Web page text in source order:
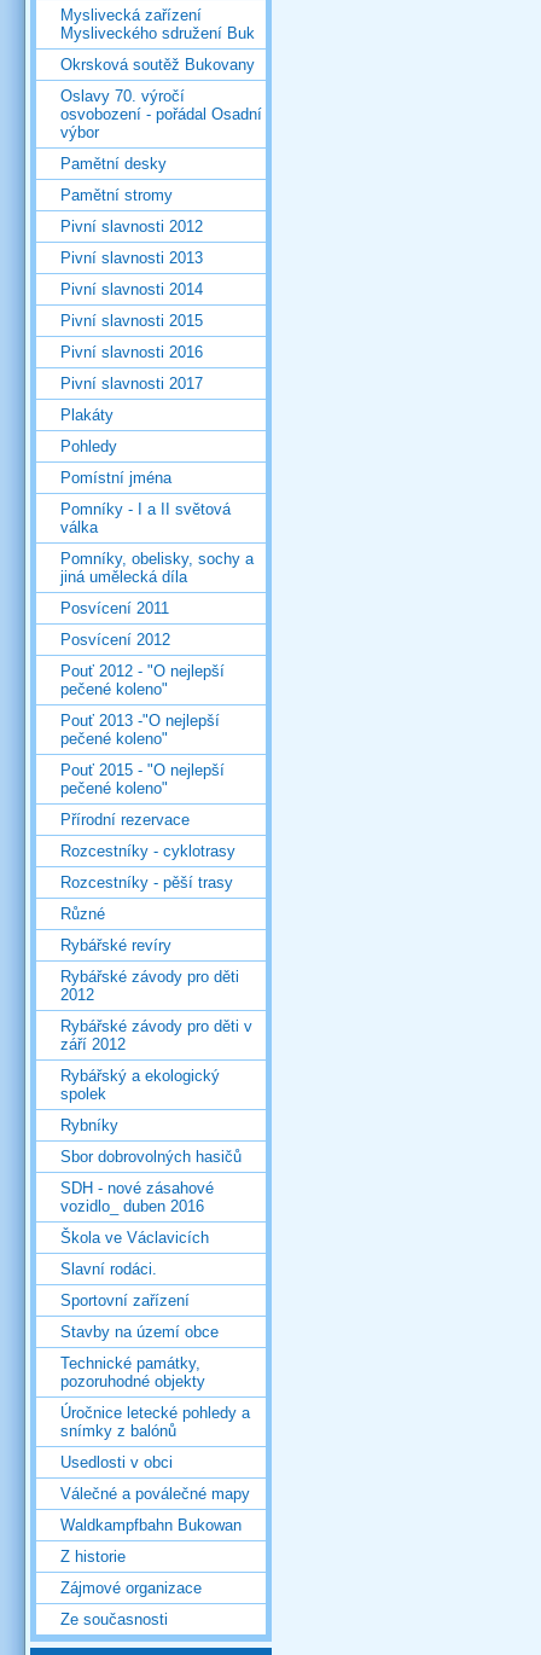
Myslivecká zařízení
Mysliveckého sdružení Buk
Okrsková soutěž Bukovany
Oslavy 70. výročí
osvobození - pořádal Osadní
výbor
Pamětní desky
Pamětní stromy
Pivní slavnosti 2012
Pivní slavnosti 2013
Pivní slavnosti 2014
Pivní slavnosti 2015
Pivní slavnosti 2016
Pivní slavnosti 2017
Plakáty
Pohledy
Pomístní jména
Pomníky - I a II světová
válka
Pomníky, obelisky, sochy a
jiná umělecká díla
Posvícení 2011
Posvícení 2012
Pouť 2012 - "O nejlepší
pečené koleno"
Pouť 2013 -"O nejlepší
pečené koleno"
Pouť 2015 - "O nejlepší
pečené koleno"
Přírodní rezervace
Rozcestníky - cyklotrasy
Rozcestníky - pěší trasy
Různé
Rybářské revíry
Rybářské závody pro děti
2012
Rybářské závody pro děti v
září 2012
Rybářský a ekologický
spolek
Rybníky
Sbor dobrovolných hasičů
SDH - nové zásahové
vozidlo_ duben 2016
Škola ve Václavicích
Slavní rodáci.
Sportovní zařízení
Stavby na území obce
Technické památky,
pozoruhodné objekty
Úročnice letecké pohledy a
snímky z balónů
Usedlosti v obci
Válečné a poválečné mapy
Waldkampfbahn Bukowan
Z historie
Zájmové organizace
Ze současnosti